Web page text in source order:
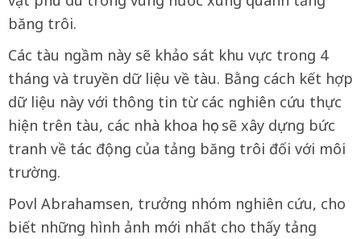
băng trôi.
Các tàu ngầm này sẽ khảo sát khu vực trong 4
tháng và truyền dữ liệu về tàu. Bằng cách kết hợp
dữ liệu này với thông tin từ các nghiên cứu thực
hiện trên tàu, các nhà khoa học sẽ xây dựng bức
tranh về tác động của tảng băng trôi đối với môi
trường.
Povl Abrahamsen, trưởng nhóm nghiên cứu, cho
biết những hình ảnh mới nhất cho thấy tảng